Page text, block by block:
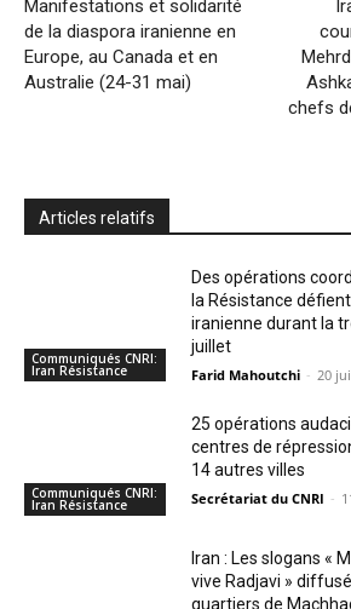
Manifestations et solidarité
de la diaspora iranienne en
Europe, au Canada et en
Australie (24-31 mai)
chefs
Articles relatifs
Communiqués CNRI:
Iran Résistance
Des opérations
la Résistance
iranienne durant la
juillet
Farid Mahoutchi - 20
Communiqués CNRI:
Iran Résistance
25 opérations
centres de
14 autres villes
Secrétariat du CNRI -
Iran : Les slogans «
vive Radjavi »
quartiers de